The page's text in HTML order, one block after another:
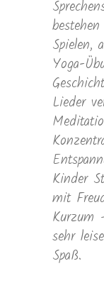
Spielen,
Yoga-
Lieder
Kinder
mit
Kurzum
sehr
Spaß.